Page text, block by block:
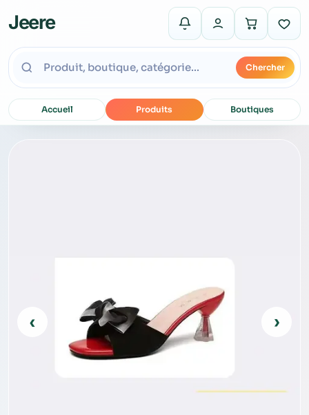
Jeere
Chercher
Accueil Produits Boutiques
‹ ›